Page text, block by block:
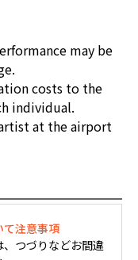
may be
costs to the
individual.
at the airport
注意事項
つづりなどお間違